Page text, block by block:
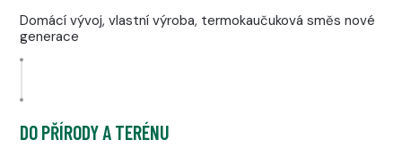
Domácí vývoj, vlastní výroba, termokaučuková směs nové
generace
DO PŘÍRODY A TERÉNU